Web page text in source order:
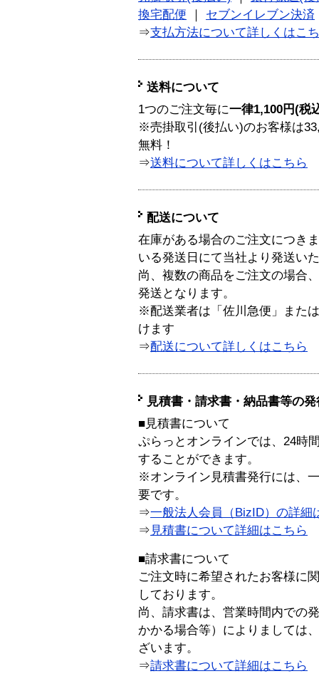
換宅配便 ｜ セブンイレブン決済
⇒支払方法について詳しくはこ
送料について
1つのご注文毎に一律1,100円(税
※売掛取引(後払い)のお客様は
無料！
⇒送料について詳しくはこちら
配送について
在庫がある場合のご注文につき
いる発送日にて当社より発送い
尚、複数の商品をご注文の場合
発送となります。
※配送業者は「佐川急便」また
けます
⇒配送について詳しくはこちら
見積書・請求書・納品書等の
■見積書について
ぷらっとオンラインでは、24時
することができます。
※オンライン見積書発行には、
要です。
⇒一般法人会員（BizID）の詳細
⇒ 見積書について詳細はこちら
■請求書について
ご注文時に希望されたお客様に
しております。
尚、請求書は、営業時間内での
かかる場合等）によりましては
ざいます。
⇒請求書について詳細はこちら